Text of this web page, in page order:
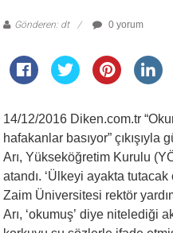
Gönderen: dt 0 yorum
14/12/2016 Diken.com.tr
hafakanlar basıyor”
Arı, Yükseköğretim Kurulu
atandı. ‘Ülkeyi ayakta
Zaim Üniversitesi rektör
Arı, ‘okumuş’ diye nitelediği